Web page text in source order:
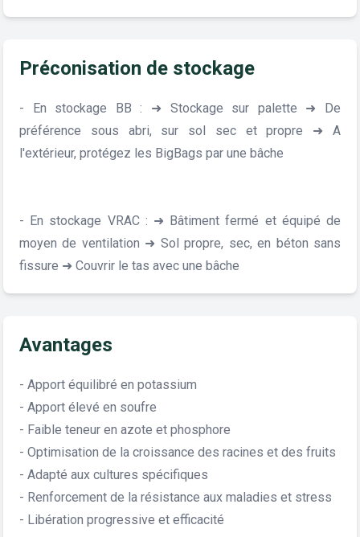
Préconisation de stockage
- En stockage BB : ➜ Stockage sur palette ➜ De
préférence sous abri, sur sol sec et propre ➜ A
l'extérieur, protégez les BigBags par une bâche
- En stockage VRAC : ➜ Bâtiment fermé et équipé de
moyen de ventilation ➜ Sol propre, sec, en béton sans
fissure ➜ Couvrir le tas avec une bâche
Avantages
- Apport équilibré en potassium
- Apport élevé en soufre
- Faible teneur en azote et phosphore
- Optimisation de la croissance des racines et des fruits
- Adapté aux cultures spécifiques
- Renforcement de la résistance aux maladies et stress
- Libération progressive et efficacité